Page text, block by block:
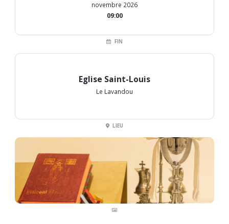
novembre 2026
09:00
FIN
Eglise Saint-Louis
Le Lavandou
LIEU